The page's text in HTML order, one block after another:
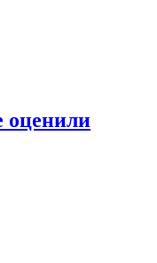
оценили